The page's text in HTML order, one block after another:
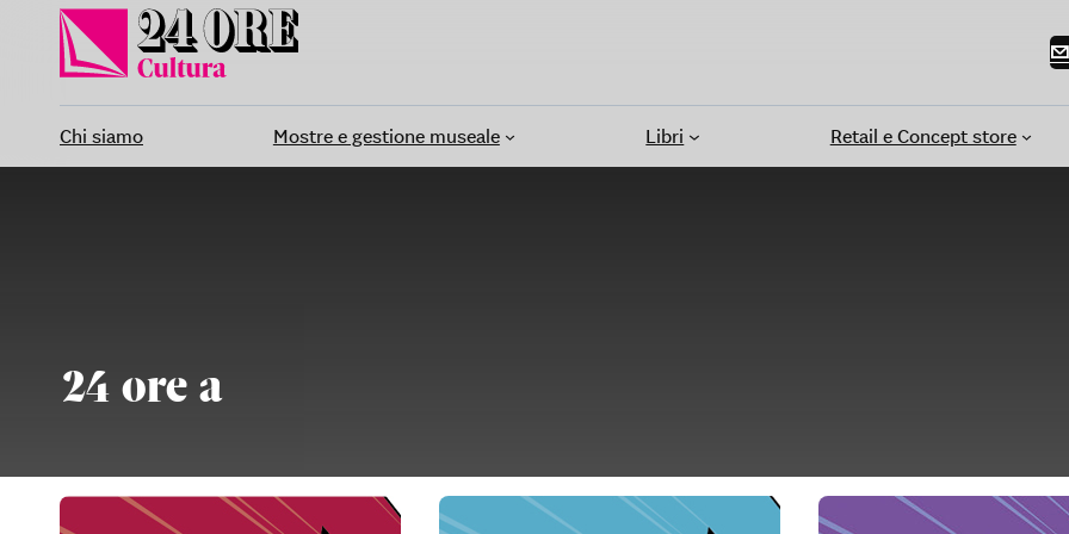
contenuto
Chi siamo Mostre e gestione museale Libri Retail e Concept store
24 ore a